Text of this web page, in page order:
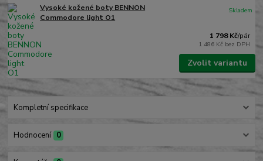
Vysoké kožené boty BENNON
Commodore light O1
1 798 Kč/pár
1 486 Kč bez DPH
Skladem
Zvolit variantu
Kompletní specifikace
Hodnocení 0